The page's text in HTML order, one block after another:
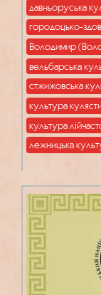
давньоруська
городоцько-
Володимир
вельбарська
стжижовська
культура
культура
лежницька